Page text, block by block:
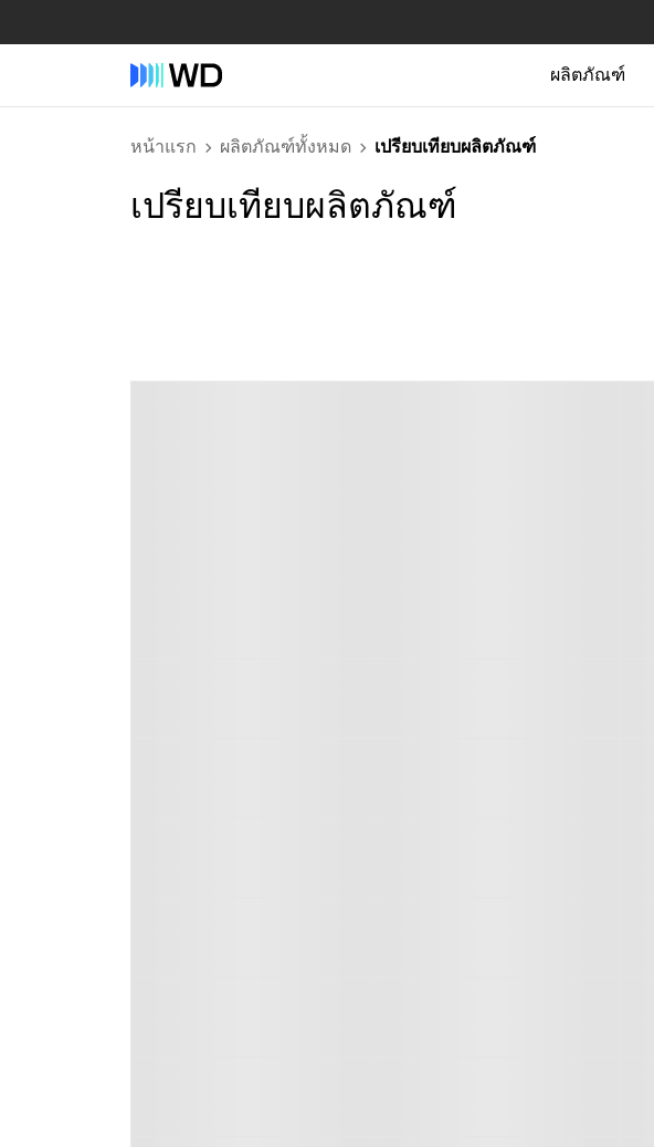
ผลิตภัณฑ์
หน้าแรก ผลิตภัณฑ์ทั้งหมด เปรียบเทียบผลิตภัณฑ์
เปรียบเทียบผลิตภัณฑ์